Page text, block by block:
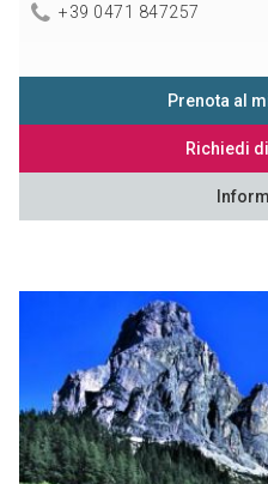
+39 0471 847257
Prenota al
Richiedi